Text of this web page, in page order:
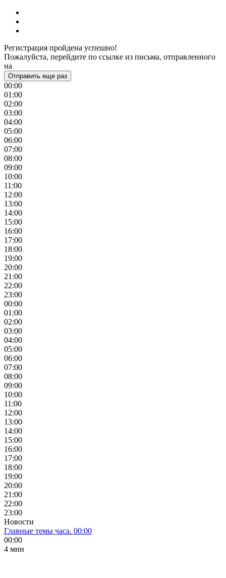
Регистрация пройдена успешно!
Пожалуйста, перейдите по ссылке из письма, отправленного
на
Отправить еще раз
00:00
01:00
02:00
03:00
04:00
05:00
06:00
07:00
08:00
09:00
10:00
11:00
12:00
13:00
14:00
15:00
16:00
17:00
18:00
19:00
20:00
21:00
22:00
23:00
00:00
01:00
02:00
03:00
04:00
05:00
06:00
07:00
08:00
09:00
10:00
11:00
12:00
13:00
14:00
15:00
16:00
17:00
18:00
19:00
20:00
21:00
22:00
23:00
Новости
Главные темы часа. 00:00
00:00
4 мин